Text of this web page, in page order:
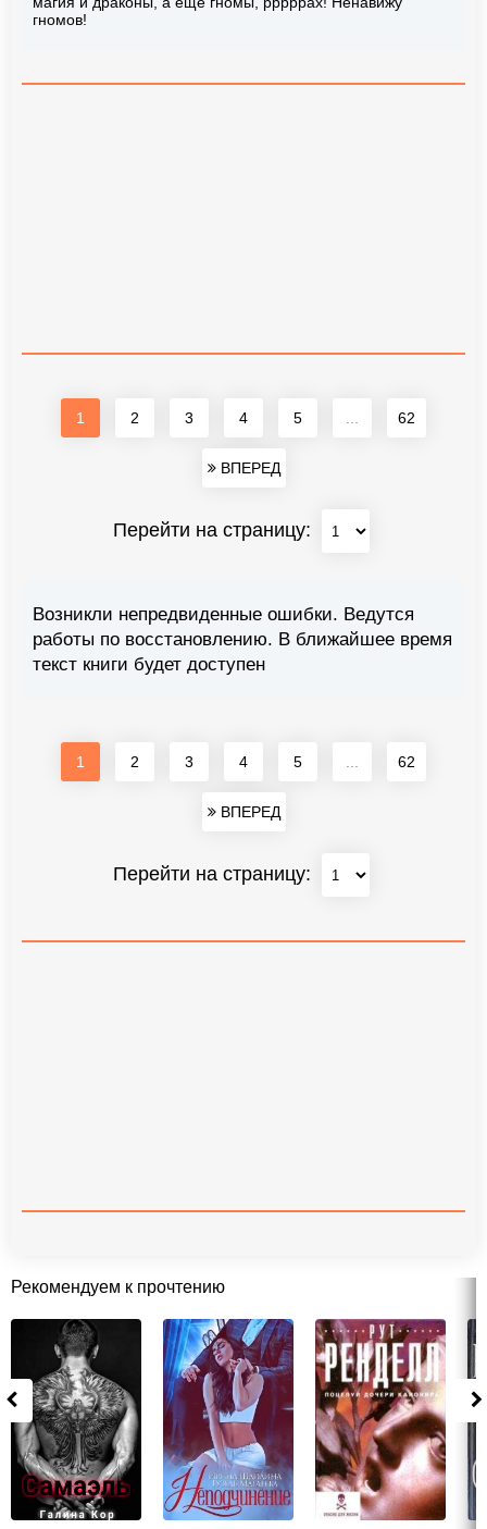
гномов!
1 2 3 4 5 62
ВПЕРЕД
Перейти на страницу:
Возникли непредвиденные ошибки. Ведутся
работы по восстановлению. В ближайшее время
текст книги будет доступен
1 2 3 4 5 62
ВПЕРЕД
Перейти на страницу:
Рекомендуем к прочтению